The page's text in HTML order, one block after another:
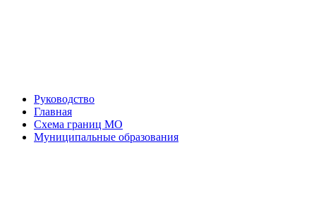
Руководство
Главная
Схема границ МО
Муниципальные образования